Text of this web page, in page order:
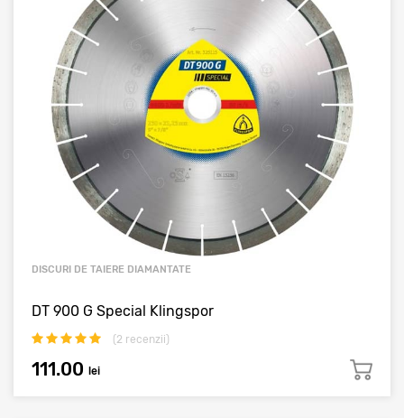
DISCURI DE TAIERE DIAMANTATE
DT 900 G Special Klingspor
(2 recenzii)
111.00 lei